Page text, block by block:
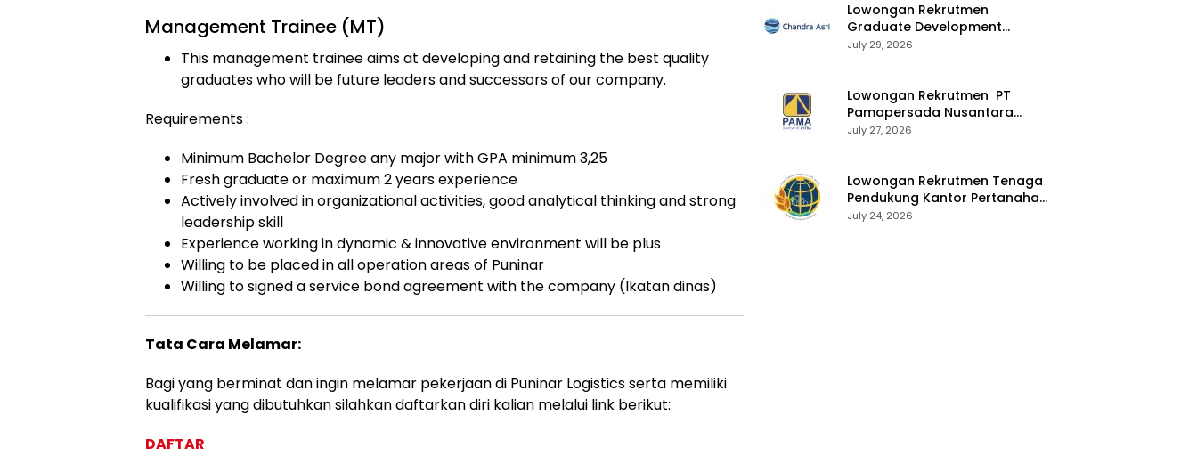
Management Trainee (MT)
This management trainee aims at developing and retaining the best quality
graduates who will be future leaders and successors of our company.
Requirements :
Minimum Bachelor Degree any major with GPA minimum 3,25
Fresh graduate or maximum 2 years experience
Actively involved in organizational activities, good analytical thinking and strong
leadership skill
Experience working in dynamic & innovative environment will be plus
Willing to be placed in all operation areas of Puninar
Willing to signed a service bond agreement with the company (Ikatan dinas)
Tata Cara Melamar:
Bagi yang berminat dan ingin melamar pekerjaan di Puninar Logistics serta memiliki
kualifikasi yang dibutuhkan silahkan daftarkan diri kalian melalui link berikut:
DAFTAR
Lowongan Rekrutmen
Graduate Development
Program Chandra Asri Group
July 29, 2026
Lowongan Rekrutmen PT
Pamapersada Nusantara
(PAMA) 2026
July 27, 2026
Lowongan Rekrutmen Tenaga
Pendukung Kantor Pertanahan
2026
July 24, 2026